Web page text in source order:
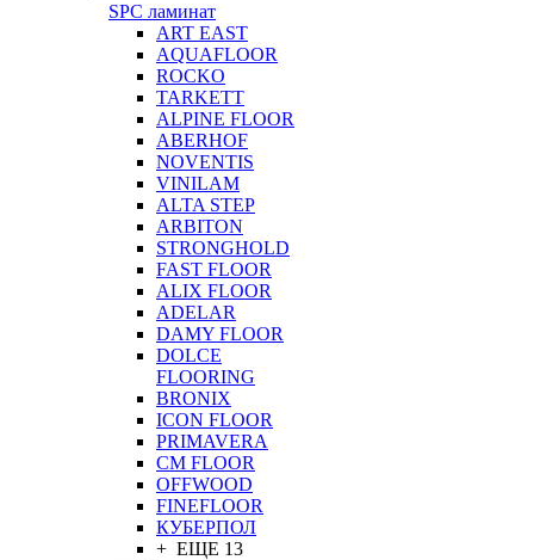
SPC ламинат
ART EAST
AQUAFLOOR
ROCKO
TARKETT
ALPINE FLOOR
ABERHOF
NOVENTIS
VINILAM
ALTA STEP
ARBITON
STRONGHOLD
FAST FLOOR
ALIX FLOOR
ADELAR
DAMY FLOOR
DOLCE
FLOORING
BRONIX
ICON FLOOR
PRIMAVERA
CM FLOOR
OFFWOOD
FINEFLOOR
КУБЕРПОЛ
+ ЕЩЕ 13